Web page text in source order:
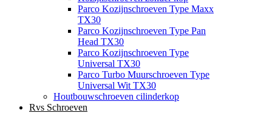
Parco Kozijnschroeven Type Maxx
TX30
Parco Kozijnschroeven Type Pan
Head TX30
Parco Kozijnschroeven Type
Universal TX30
Parco Turbo Muurschroeven Type
Universal Wit TX30
Houtbouwschroeven cilinderkop
Rvs Schroeven